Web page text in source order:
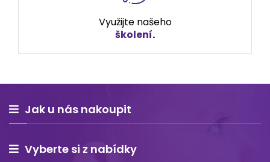
Využijte našeho
školení.
Jak u nás nakoupit
Vyberte si z nabídky